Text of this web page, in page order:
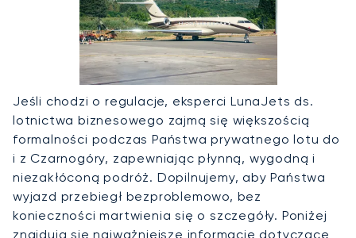
Jeśli chodzi o regulacje, eksperci LunaJets ds.
lotnictwa biznesowego zajmą się większością
formalności podczas Państwa prywatnego lotu do
i z Czarnogóry, zapewniając płynną, wygodną i
niezakłóconą podróż. Dopilnujemy, aby Państwa
wyjazd przebiegł bezproblemowo, bez
konieczności martwienia się o szczegóły. Poniżej
znajdują się najważniejsze informacje dotyczące